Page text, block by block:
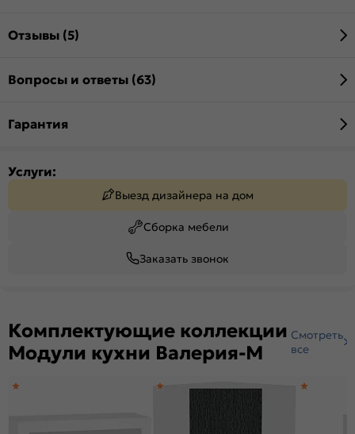
Отзывы (5)
Вопросы и ответы (63)
Гарантия
Услуги:
Выезд дизайнера на дом
Сборка мебели
Заказать звонок
Комплектующие коллекции
Модули кухни Валерия-М
Смотреть
все